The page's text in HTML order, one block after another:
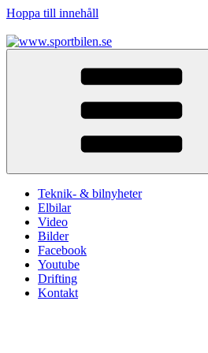
Hoppa till innehåll
www.sportbilen.se
Teknik- & bilnyheter
Elbilar
Video
Bilder
Facebook
Youtube
Drifting
Kontakt